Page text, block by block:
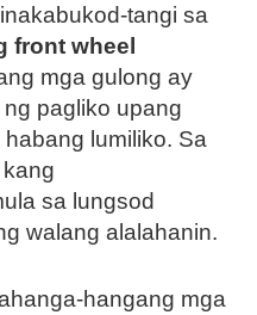
tangi sa
front wheel
mga gulong ay
pagliko upang
lumiliko. Sa
sa lungsod
walang alalahanin.
hangang mga